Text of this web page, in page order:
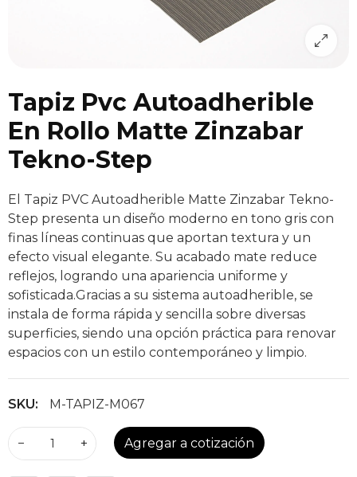
Tapiz Pvc Autoadherible
En Rollo Matte Zinzabar
Tekno-Step
El Tapiz PVC Autoadherible Matte Zinzabar Tekno-
Step presenta un diseño moderno en tono gris con
finas líneas continuas que aportan textura y un
efecto visual elegante. Su acabado mate reduce
reflejos, logrando una apariencia uniforme y
sofisticada.Gracias a su sistema autoadherible, se
instala de forma rápida y sencilla sobre diversas
superficies, siendo una opción práctica para renovar
espacios con un estilo contemporáneo y limpio.
SKU: M-TAPIZ-M067
− + Agregar a cotización